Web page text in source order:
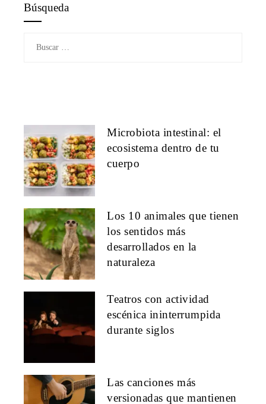
Búsqueda
Microbiota intestinal: el
ecosistema dentro de tu
cuerpo
Los 10 animales que tienen
los sentidos más
desarrollados en la
naturaleza
Teatros con actividad
escénica ininterrumpida
durante siglos
Las canciones más
versionadas que mantienen